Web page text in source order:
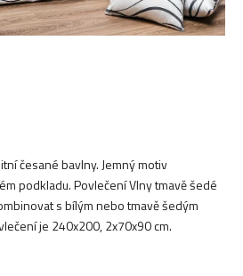
česané bavlny. Jemný motiv
podkladu. Povlečení Vlny tmavě šedé
s bílým nebo tmavě šedým
je 240x200, 2x70x90 cm.